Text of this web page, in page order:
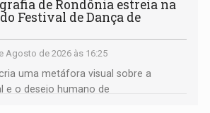
de Rondônia estreia na
Festival de Dança de
Agosto de 2026 às 16:25
uma metáfora visual sobre a
e o desejo humano de